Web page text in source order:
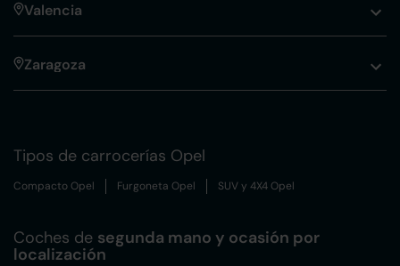
Valencia
Zaragoza
Tipos de carrocerías Opel
Compacto Opel Furgoneta Opel SUV y 4X4 Opel
Coches de segunda mano y ocasión por
localización